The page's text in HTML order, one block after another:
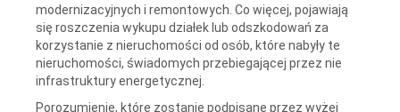
modernizacyjnych i remontowych. Co więcej, pojawiają
się roszczenia wykupu działek lub odszkodowań za
korzystanie z nieruchomości od osób, które nabyły te
nieruchomości, świadomych przebiegającej przez nie
infrastruktury energetycznej.
Porozumienie, które zostanie podpisane przez wyżej